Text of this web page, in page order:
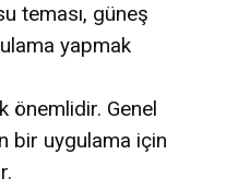
teması, güneş
yapmak
önemlidir. Genel
bir uygulama için